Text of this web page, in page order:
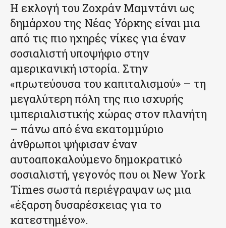
Η εκλογή του Ζοχράν Μαμντάνι ως
δημάρχου της Νέας Υόρκης είναι μια
από τις πιο ηχηρές νίκες για έναν
σοσιαλιστή υποψήφιο στην
αμερικανική ιστορία. Στην
«πρωτεύουσα του καπιταλισμού» – τη
μεγαλύτερη πόλη της πιο ισχυρής
ιμπεριαλιστικής χώρας στον πλανήτη
– πάνω από ένα εκατομμύριο
άνθρωποι ψήφισαν έναν
αυτοαποκαλούμενο δημοκρατικό
σοσιαλιστή, γεγονός που οι New York
Times σωστά περιέγραψαν ως μια
«έξαρση δυσαρέσκειας για το
κατεστημένο».